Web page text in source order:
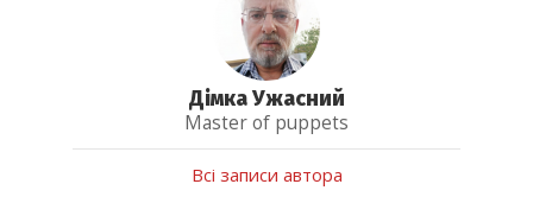
Дімка Ужасний
Master of puppets
Всі записи автора